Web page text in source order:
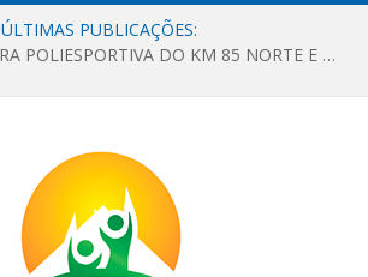
ÚLTIMAS PUBLICAÇÕES:
OBRAS DA QUADRA POLIESPORTIVA DO KM 85 NORTE E DA ESCOLA GASPAR VIANA AVANÇAM